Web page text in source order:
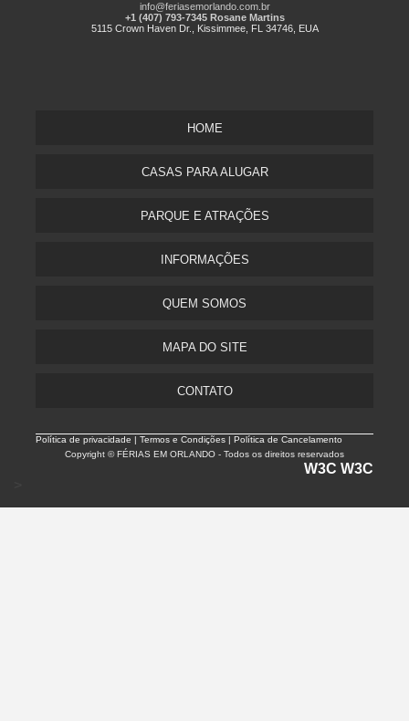
info@feriasemorlando.com.br
+1 (407) 793-7345 Rosane Martins
5115 Crown Haven Dr., Kissimmee, FL 34746, EUA
HOME
CASAS PARA ALUGAR
PARQUE E ATRAÇÕES
INFORMAÇÕES
QUEM SOMOS
MAPA DO SITE
CONTATO
Política de privacidade |Termos e Condições | Política de Cancelamento
Copyright © FÉRIAS EM ORLANDO - Todos os direitos reservados
W3C W3C